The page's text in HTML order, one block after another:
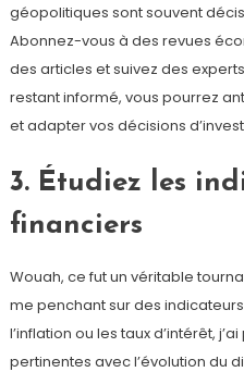
géopolitiques sont souvent
Abonnez-vous à des revues
des articles et suivez des
restant informé, vous pourrez
et adapter vos décisions
3. Étudiez les
financiers
Wouah, ce fut un véritable
me penchant sur des
l’inflation ou les taux d’intérêt,
pertinentes avec l’évolution du